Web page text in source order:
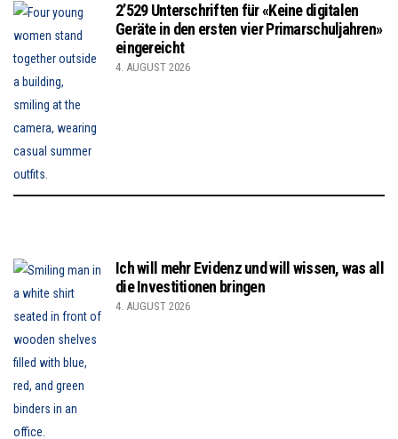
2’529 Unterschriften für «Keine digitalen
Geräte in den ersten vier Primarschuljahren»
eingereicht
4. AUGUST 2026
Ich will mehr Evidenz und will wissen, was all
die Investitionen bringen
4. AUGUST 2026